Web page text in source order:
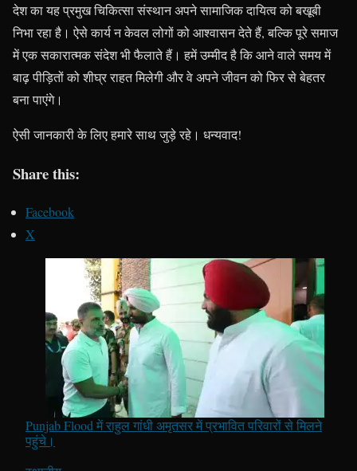
देश का यह प्रमुख चिकित्सा संस्थान अपने सामाजिक दायित्व को बखूबी
निभा रहा है। ऐसे कार्य न केवल लोगों को आश्वासन देते हैं, बल्कि पूरे समाज
में एक सकारात्मक संदेश भी फैलाते हैं। हमें उम्मीद है कि आने वाले समय में
बाढ़ पीड़ितों को शीघ्र राहत मिलेगी और वे अपने जीवन को फिर से बेहतर
बना पाएंगे।
ऐसी जानकारी के लिए हमारे साथ जुड़े रहे। धन्यवाद!
Share this:
Facebook
X
Punjab Flood में राहुल गांधी अमृतसर में प्रभावित परिवारों से मिलने
पहुंचे।